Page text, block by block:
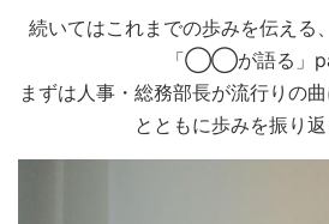
続いてはこれまでの歩みを伝える
「◯◯が語る」
まずは人事・総務部長が流行りの
とともに歩みを振り